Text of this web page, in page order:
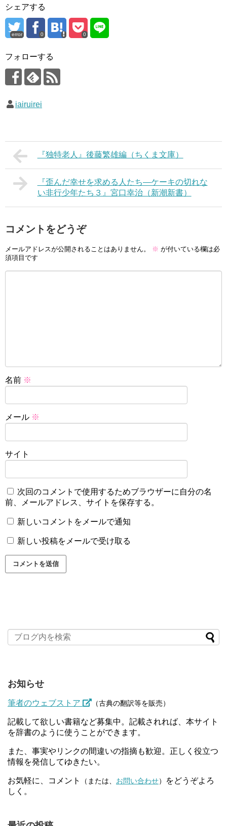
シェアする
error 0 0
フォローする
iairuirei
『独特老人』後藤繁雄編（ちくま文庫）
『歪んだ幸せを求める人たち―ケーキの切れな
い非行少年たち３』宮口幸治（新潮新書）
コメントをどうぞ
メールアドレスが公開されることはありません。 ※ が付いている欄は必
須項目です
名前 ※
メール ※
サイト
次回のコメントで使用するためブラウザーに自分の名
前、メールアドレス、サイトを保存する。
新しいコメントをメールで通知
新しい投稿をメールで受け取る
お知らせ
筆者のウェブストア （古典の翻訳等を販売）
記載して欲しい書籍など募集中。記載されれば、本サイト
を辞書のように使うことができます。
また、事実やリンクの間違いの指摘も歓迎。正しく役立つ
情報を発信してゆきたい。
お気軽に、コメント （または、 お問い合わせ）
をどうぞよろ
しく。